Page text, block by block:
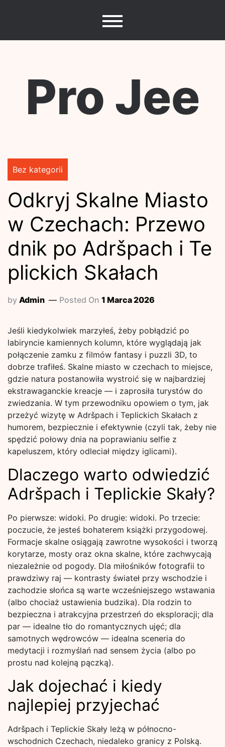
Pro Jee
Bez kategorii
Odkryj Skalne Miasto
w Czechach: Przewo
dnik po Adršpach i Te
plickich Skałach
by Admin Posted On 1 Marca 2026
Jeśli kiedykolwiek marzyłeś, żeby pobłądzić po
labiryncie kamiennych kolumn, które wyglądają jak
połączenie zamku z filmów fantasy i puzzli 3D, to
dobrze trafiłeś. Skalne miasto w czechach to miejsce,
gdzie natura postanowiła wystroić się w najbardziej
ekstrawaganckie kreacje — i zaprosiła turystów do
zwiedzania. W tym przewodniku opowiem o tym, jak
przeżyć wizytę w Adršpach i Teplickich Skałach z
humorem, bezpiecznie i efektywnie (czyli tak, żeby nie
spędzić połowy dnia na poprawianiu selfie z
kapeluszem, który odleciał między iglicami).
Dlaczego warto odwiedzić
Adršpach i Teplickie Skały?
Po pierwsze: widoki. Po drugie: widoki. Po trzecie:
poczucie, że jesteś bohaterem książki przygodowej.
Formacje skalne osiągają zawrotne wysokości i tworzą
korytarze, mosty oraz okna skalne, które zachwycają
niezależnie od pogody. Dla miłośników fotografii to
prawdziwy raj — kontrasty świateł przy wschodzie i
zachodzie słońca są warte wcześniejszego wstawania
(albo chociaż ustawienia budzika). Dla rodzin to
bezpieczna i atrakcyjna przestrzeń do eksploracji; dla
par — idealne tło do romantycznych ujęć; dla
samotnych wędrowców — idealna sceneria do
medytacji i rozmyślań nad sensem życia (albo po
prostu nad kolejną pączką).
Jak dojechać i kiedy
najlepiej przyjechać
Adršpach i Teplickie Skały leżą w północno-
wschodnich Czechach, niedaleko granicy z Polską.